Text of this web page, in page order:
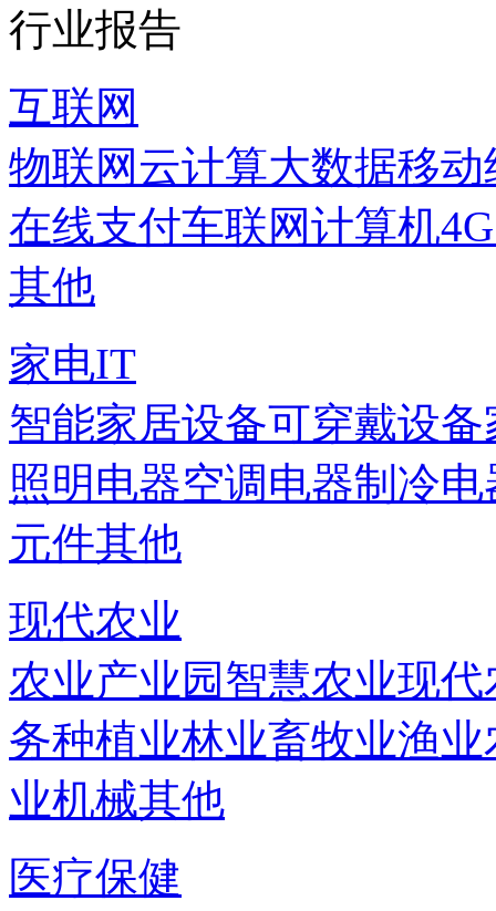
行业报告
互联网
物联网 云计算大数据移动
在线支付车联网计算机
其他
家电IT
智能家居设备可穿戴设备
照明电器空调电器制冷电
元件其他
现代农业
农业产业园智慧农业现代
务种植业林业畜牧业渔业
业机械其他
医疗保健